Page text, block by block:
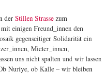
der Stillen Strasse zum
einigen Freund_innen den
gegenseitiger Solidarität ein
Mieter_innen,
uns nicht spalten und wir lassen
Nuriye, ob Kalle – wir bleiben